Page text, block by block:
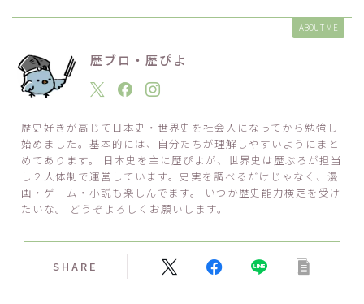
ABOUT ME
歴ブロ・歴ぴよ
歴史好きが高じて日本史・世界史を社会人になってから勉強し
始めました。基本的には、自分たちが理解しやすいようにまと
めてあります。 日本史を主に歴ぴよが、世界史は歴ぶろが担当
し２人体制で運営しています。史実を調べるだけじゃなく、漫
画・ゲーム・小説も楽しんでます。 いつか歴史能力検定を受け
たいな。 どうぞよろしくお願いします。
SHARE